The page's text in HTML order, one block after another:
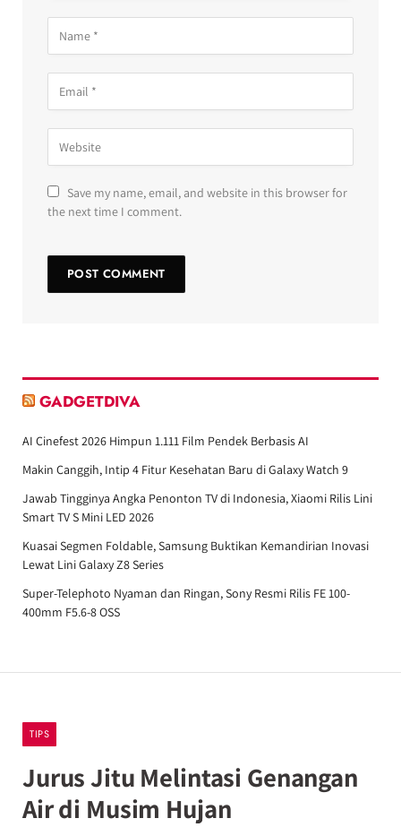
Save my name, email, and website in this browser for
the next time I comment.
GADGETDIVA
AI Cinefest 2026 Himpun 1.111 Film Pendek Berbasis AI
Makin Canggih, Intip 4 Fitur Kesehatan Baru di Galaxy Watch 9
Jawab Tingginya Angka Penonton TV di Indonesia, Xiaomi Rilis Lini
Smart TV S Mini LED 2026
Kuasai Segmen Foldable, Samsung Buktikan Kemandirian Inovasi
Lewat Lini Galaxy Z8 Series
Super-Telephoto Nyaman dan Ringan, Sony Resmi Rilis FE 100-
400mm F5.6-8 OSS
TIPS
Jurus Jitu Melintasi Genangan
Air di Musim Hujan